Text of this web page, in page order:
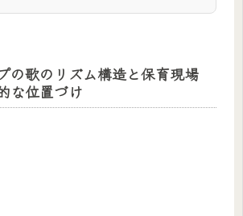
の歌のリズム構造と保育現場
な位置づけ